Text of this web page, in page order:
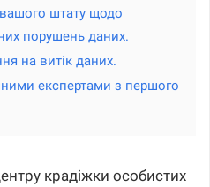
штату щодо
порушень даних.
на витік даних.
експертами з першого
крадіжки особистих